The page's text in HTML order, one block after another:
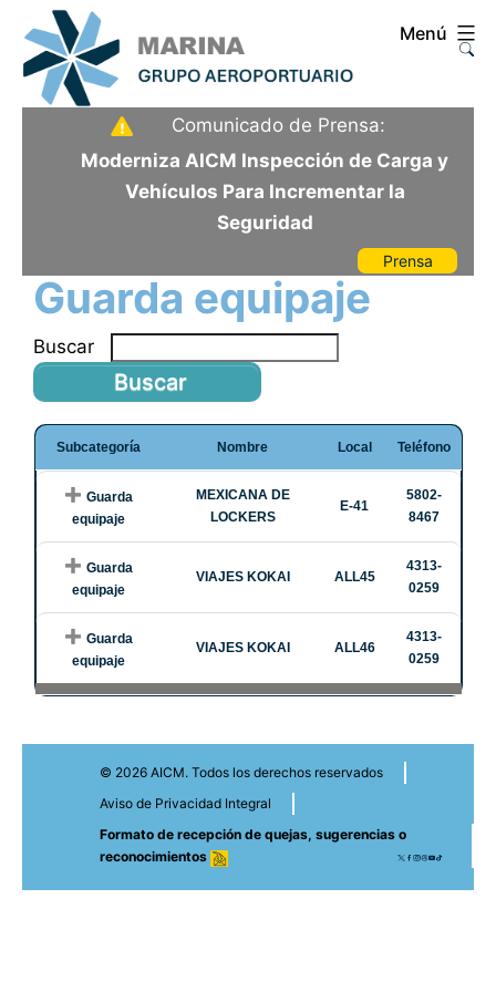
Saltar
al
contenido
Aeropuerto
Internacional
de
México
Menú
Comunicado de Prensa:
Moderniza AICM Inspección de Carga y
Vehículos Para Incrementar la
Seguridad
Prensa
Guarda equipaje
Buscar
Subcategoría Nombre Local Teléfono
Guarda
equipaje
MEXICANA DE
LOCKERS
E-41
5802-
8467
Guarda
equipaje
VIAJES KOKAI ALL45
4313-
0259
Guarda
equipaje
VIAJES KOKAI ALL46
4313-
0259
© 2026 AICM. Todos los derechos reservados
Aviso de Privacidad Integral
Formato de recepción de quejas, sugerencias o
reconocimientos